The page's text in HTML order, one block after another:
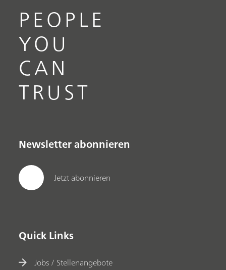
PEOPLE
YOU
CAN
TRUST
Newsletter abonnieren
Jetzt abonnieren
Quick Links
Jobs / Stellenangebote